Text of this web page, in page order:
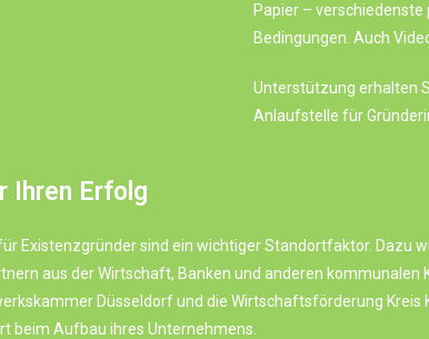
Papier –
Bedingungen. Auch
Unterstützung erhalten
Anlaufstelle für
Ihren Erfolg
Existenzgründer sind ein wichtiger Standortfaktor. Dazu
aus der Wirtschaft, Banken und anderen
Düsseldorfund die Wirtschaftsförderung Kreis
beim Aufbau ihres Unternehmens.